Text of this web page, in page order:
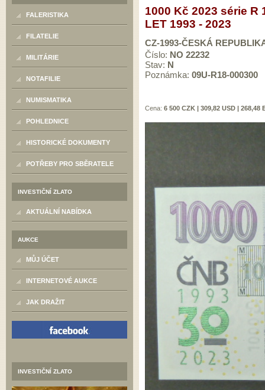
FALERISTIKA
FILATELIE
MILITÁRIE
NOTAFILIE
NUMISMATIKA
POHLEDNICE
HISTORICKÉ DOKUMENTY
POTŘEBY PRO SBĚRATELE
INVESTIČNÍ ZLATO
AKTUÁLNÍ NABÍDKA
AUKCE
MŮJ ÚČET
INTERNETOVÉ AUKCE
JAK DRAŽIT
INVESTIČNÍ ZLATO
1000 Kč 2023 série R
LET 1993 - 2023
CZ-1993-ČESKÁ
Číslo: NO 22232
Stav: N
Poznámka: 09U-R18-000300
Cena: 6 500 CZK | 309,82 USD | 268,48